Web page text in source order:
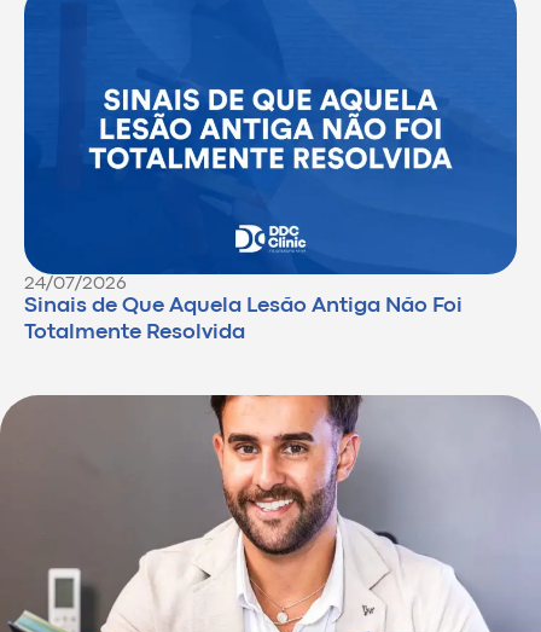
24/07/2026
Sinais de Que Aquela Lesão Antiga Não Foi
Totalmente Resolvida